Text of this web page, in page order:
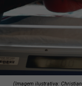
(Imagem ilustrativa: